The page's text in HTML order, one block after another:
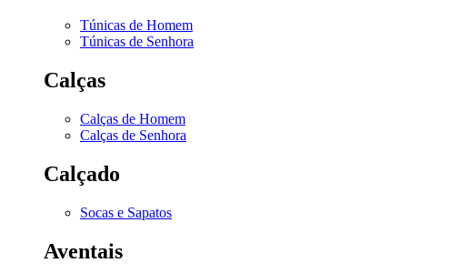
Túnicas de Homem
Túnicas de Senhora
Calças
Calças de Homem
Calças de Senhora
Calçado
Socas e Sapatos
Aventais